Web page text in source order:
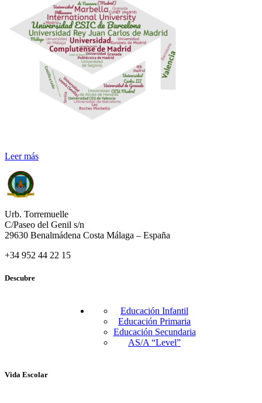
Leer más
Urb. Torremuelle
C/Paseo del Genil s/n
29630 Benalmádena Costa Málaga – España
+34 952 44 22 15
Descubre
Educación Infantil
Educación Primaria
Educación Secundaria
AS/A “Level”
Vida Escolar